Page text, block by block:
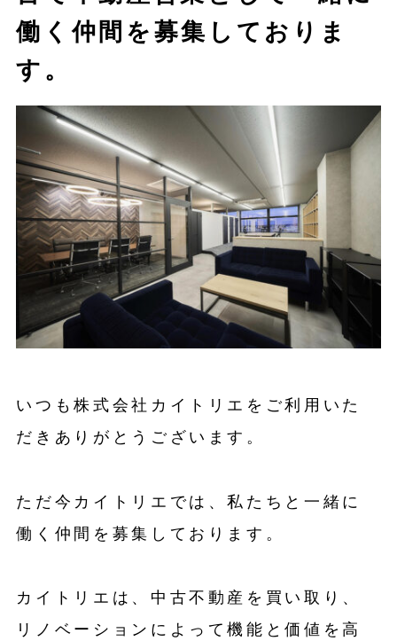
働く仲間を募集しておりま
す。
いつも株式会社カイトリエをご利用いた
だきありがとうございます。
ただ今カイトリエでは、私たちと一緒に
働く仲間を募集しております。
カイトリエは、中古不動産を買い取り、
リノベーションによって機能と価値を高